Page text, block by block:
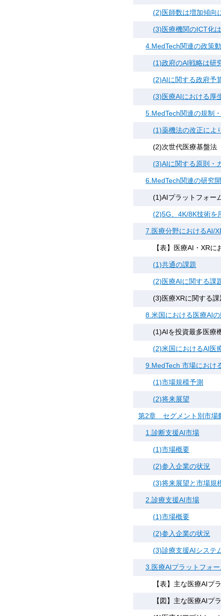
(2)医師数は増加傾向
(3)医療機関のICT化
4.MedTech関連の政策
(1)政府のAI戦略は研
(2)AIに関する政府予
(3)医療AIにおける厚
5.MedTech関連の規制
(1)薬機法の改正によ
(2)次世代医療基盤法
(3)AIに関する原則・
6.MedTech関連の研究
(1)AIプラットフォー
(2)5G、4K/8K技術を
7.医療分野におけるAI/
【表】医療AI・XR
(1)共通の課題
(2)医療AIに関する課
(3)医療XRに関する課
8.米国における医療AI
(1)AIを投資最多医療
(2)米国におけるAI医
9.MedTech 市場におけ
(1)市場規模予測
(2)将来展望
第2章 セグメント別市場
1.診断支援AI市場
(1)市場概要
(2)参入企業の状況
(3)将来展望と市場規
2.診療支援AI市場
(1)市場概要
(2)参入企業の状況
(3)診療支援AIシステ
3.医療AIプラットフォ
【表】主な医療AIプ
【図】主な医療AIプ